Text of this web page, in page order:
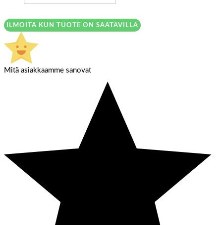
ILMOITA KUN TUOTE ON SAATAVILLA
Mitä asiakkaamme sanovat